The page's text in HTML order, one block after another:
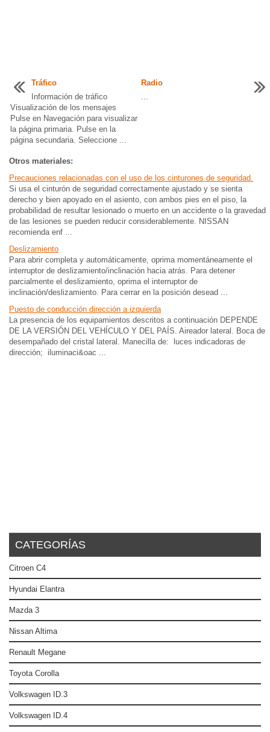
Tráfico
Información de tráfico
Visualización de los mensajes
Pulse en Navegación para visualizar
la página primaria. Pulse en la
página secundaria. Seleccione ...
Radio
...
Otros materiales:
Precauciones relacionadas con el uso de los cinturones de seguridad.
Si usa el cinturón de seguridad correctamente ajustado y se sienta
derecho y bien apoyado en el asiento, con ambos pies en el piso, la
probabilidad de resultar lesionado o muerto en un accidente o la gravedad
de las lesiones se pueden reducir considerablemente. NISSAN
recomienda enf ...
Deslizamiento
Para abrir completa y automáticamente, oprima momentáneamente el
interruptor de deslizamiento/inclinación hacia atrás. Para detener
parcialmente el deslizamiento, oprima el interruptor de
inclinación/deslizamiento. Para cerrar en la posición desead ...
Puesto de conducción dirección a izquierda
La presencia de los equipamientos descritos a continuación DEPENDE
DE LA VERSIÓN DEL VEHÍCULO Y DEL PAÍS. Aireador lateral. Boca de
desempañado del cristal lateral. Manecilla de: luces indicadoras de
dirección; iluminaci&oac ...
CATEGORÍAS
Citroen C4
Hyundai Elantra
Mazda 3
Nissan Altima
Renault Megane
Toyota Corolla
Volkswagen ID.3
Volkswagen ID.4